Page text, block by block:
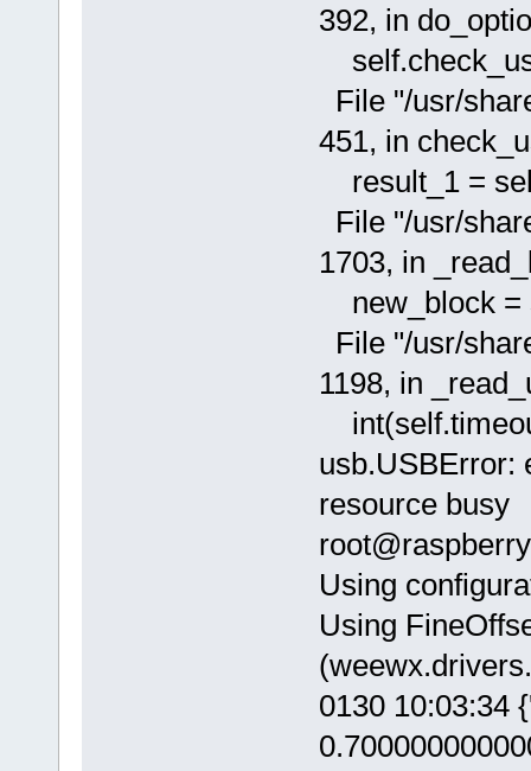
392, in
File "/usr/
451, in
result_1 =
File "/usr/
1703, in
new_block =
File "/usr/
1198, in
usb.USBError:
resource busy
Using
Using
0130 10:03:34